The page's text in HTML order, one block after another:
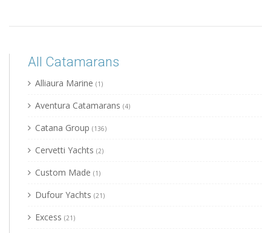
All Catamarans
Alliaura Marine (1)
Aventura Catamarans (4)
Catana Group (136)
Cervetti Yachts (2)
Custom Made (1)
Dufour Yachts (21)
Excess (21)